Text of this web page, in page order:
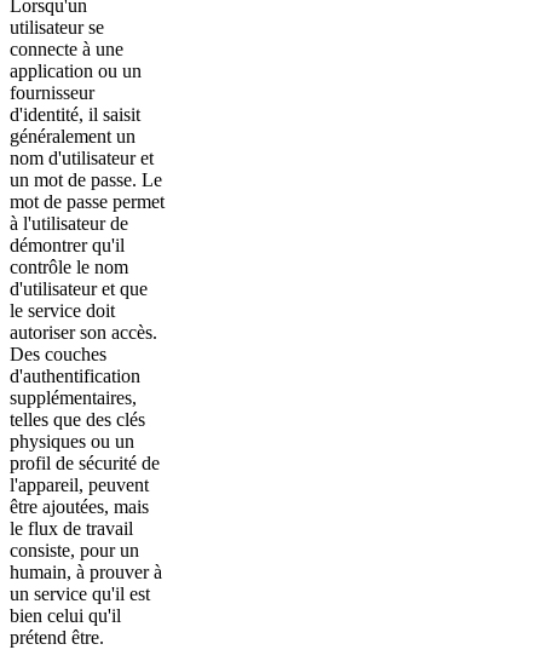
Lorsqu'un
utilisateur se
connecte à une
application ou un
fournisseur
d'identité, il saisit
généralement un
nom d'utilisateur et
un mot de passe. Le
mot de passe permet
à l'utilisateur de
démontrer qu'il
contrôle le nom
d'utilisateur et que
le service doit
autoriser son accès.
Des couches
d'authentification
supplémentaires,
telles que des clés
physiques ou un
profil de sécurité de
l'appareil, peuvent
être ajoutées, mais
le flux de travail
consiste, pour un
humain, à prouver à
un service qu'il est
bien celui qu'il
prétend être.